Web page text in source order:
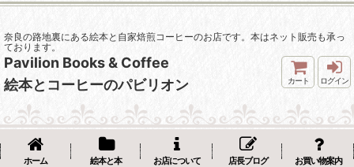
奈良の路地裏にある絵本と自家焙煎コーヒーのお店です。本はネット販売も承っ
ております。
Pavilion Books & Coffee
絵本とコーヒーのパビリオン
カート ログイン
ホーム 絵本と本 お店について 店長ブログ お買い物案内